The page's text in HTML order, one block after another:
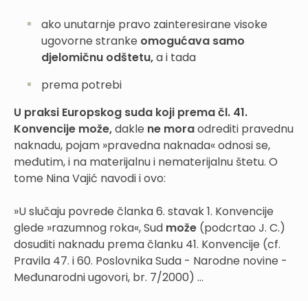
ako unutarnje pravo zainteresirane visoke
ugovorne stranke omogućava samo
djelomičnu odštetu,a i tada
prema potrebi
U praksi Europskog suda koji prema čl. 41.
Konvencije može,dakle ne moraodrediti pravednu
naknadu, pojam »pravedna naknada« odnosi se,
međutim, i na materijalnu i nematerijalnu štetu. O
tome Nina Vajić navodi i ovo:
»U slučaju povrede članka 6. stavak 1. Konvencije
glede »razumnog roka«, Sud može (podcrtao J. C.)
dosuditi naknadu prema članku 41. Konvencije (cf.
Pravila 47. i 60. Poslovnika Suda - Narodne novine -
Međunarodni ugovori, br. 7/2000) ...